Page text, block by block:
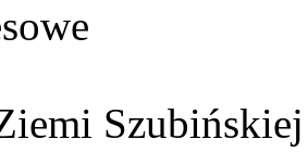
Szubińskiej